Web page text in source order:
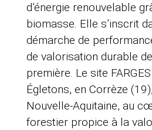
d’énergie renouvelable
biomasse. Elle s’inscrit
démarche de
de valorisation durable
première. Le site
Égletons, en Corrèze
Nouvelle-Aquitaine, au
forestier propice à la